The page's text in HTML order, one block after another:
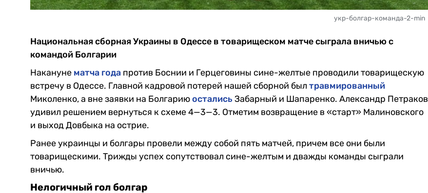
укр-болгар-команда-2-min
Национальная сборная Украины в Одессе в товарищеском матче сыграла вничью с
командой Болгарии
Накануне матча года против Боснии и Герцеговины сине-желтые проводили товарищескую
встречу в Одессе. Главной кадровой потерей нашей сборной былтравмированный
Миколенко, а вне заявки на Болгариюостались Забарный и Шапаренко. Александр Петраков
удивил решением вернуться к схеме 4—3—3. Отметим возвращение в «старт» Малиновского
и выход Довбыка на острие.
Ранее украинцы и болгары провели между собой пять матчей, причем все они были
товарищескими. Трижды успех сопутствовал сине-желтым и дважды команды сыграли
вничью.
Нелогичный гол болгар